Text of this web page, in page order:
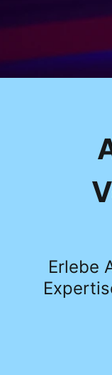
Erlebe